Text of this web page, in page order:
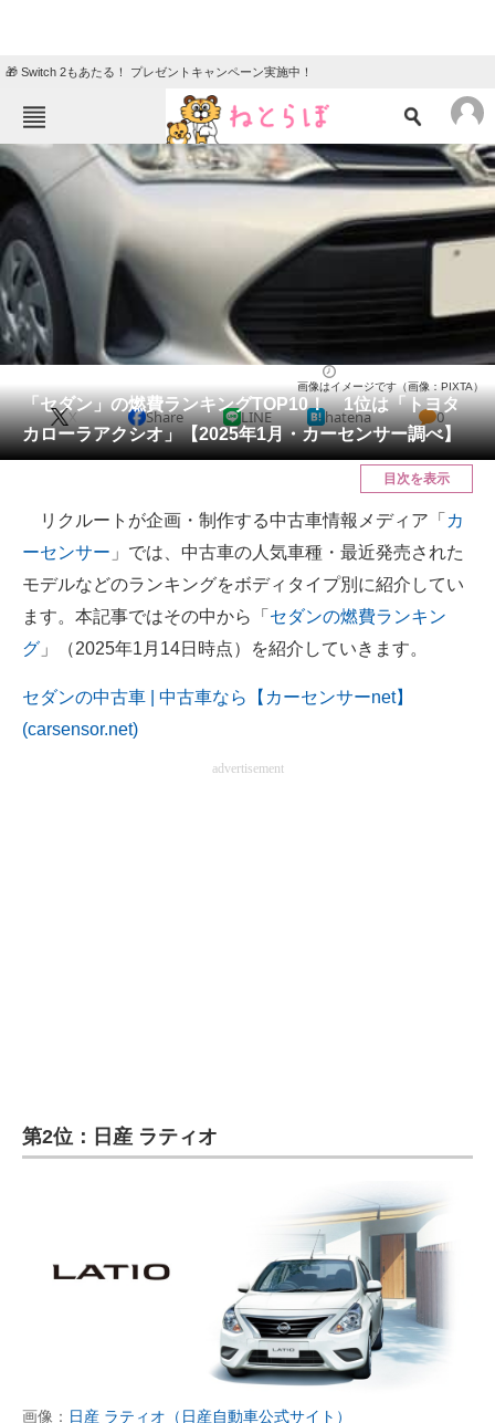
🎁 Switch 2もあたる！ プレゼントキャンペーン実施中！
ねとらぼメニュー
TOP ニュース
エンタメ
グルメ 地域
住まい
動物 リサーチ
会員記事
メディア
ITの今と未来を見通す
スマホと通信の最新トレンド
進化するPCとデバイスの未来
好きが集まる 比べて選べる
ビジネスと働き方のヒント
モノづくり技術者専門サイト
建設×テクノロジーの最前線
「セダン」の燃費ランキングTOP10！ 1位は「トヨタ
カローラアクシオ」【2025年1月・カーセンサー調べ】
画像はイメージです（画像：PIXTA）
X Share LINE hatena 0
目次を表示
リクルートが企画・制作する中古車情報メディア「 カ
ーセンサー 」では、中古車の人気車種・最近発売された
モデルなどのランキングをボディタイプ別に紹介してい
ます。本記事ではその中から「 セダンの燃費ランキン
グ 」（2025年1月14日時点）を紹介していきます。
セダンの中古車 | 中古車なら【カーセンサーnet】
(carsensor.net)
advertisement
第2位：日産 ラティオ
画像： 日産 ラティオ（日産自動車公式サイト）